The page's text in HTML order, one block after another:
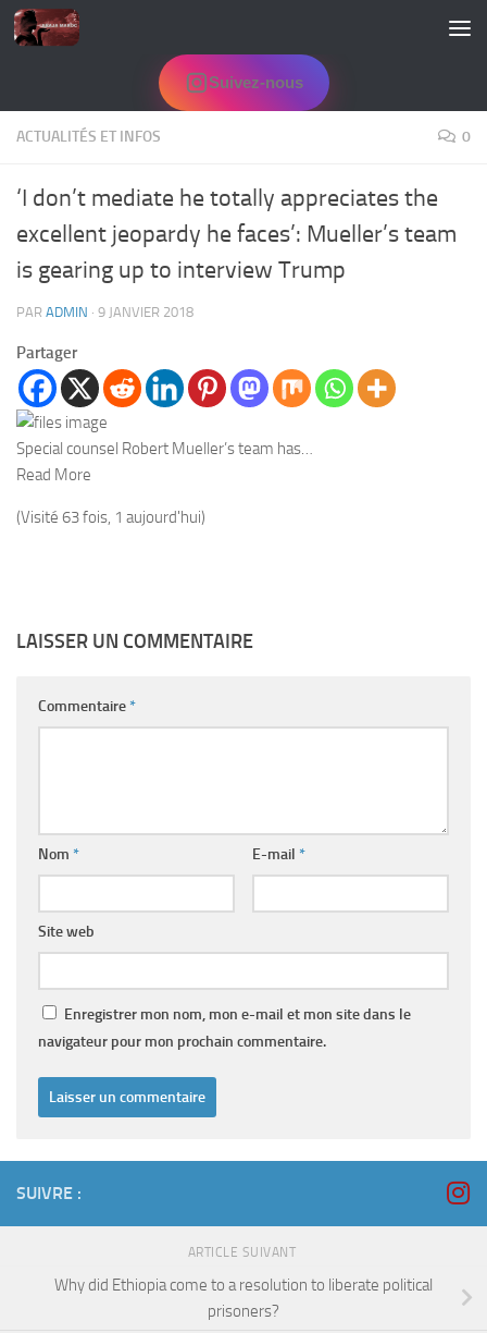
Skip to content
Suivez-nous
ACTUALITÉS ET INFOS 0
‘I don’t mediate he totally appreciates the
excellent jeopardy he faces’: Mueller’s team
is gearing up to interview Trump
PAR ADMIN · 9 JANVIER 2018
Partager
Special counsel Robert Mueller’s team has…
Read More
(Visité 63 fois, 1 aujourd'hui)
LAISSER UN COMMENTAIRE
Commentaire*
Nom * E-mail *
Site web
Enregistrer mon nom, mon e-mail et mon site dans le
navigateur pour mon prochain commentaire.
SUIVRE :
ARTICLE SUIVANT
Why did Ethiopia come to a resolution to liberate political
prisoners?